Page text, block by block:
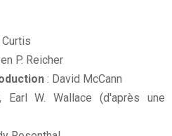
Curtis
P. Reicher
: David McCann
Earl W. Wallace (d'après une